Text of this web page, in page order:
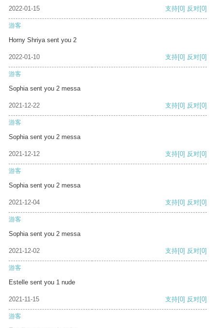
2022-01-15 支持[0] 反对[0]
游客
Horny Shriya sent you 2
2022-01-10 支持[0] 反对[0]
游客
Sophia sent you 2 messa
2021-12-22 支持[0] 反对[0]
游客
Sophia sent you 2 messa
2021-12-12 支持[0] 反对[0]
游客
Sophia sent you 2 messa
2021-12-04 支持[0] 反对[0]
游客
Sophia sent you 2 messa
2021-12-02 支持[0] 反对[0]
游客
Estelle sent you 1 nude
2021-11-15 支持[0] 反对[0]
游客